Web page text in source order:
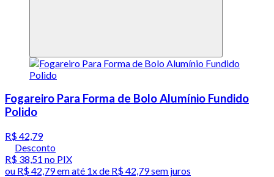
Fogareiro Para Forma de Bolo Alumínio Fundido
Polido
R$ 42,79
Desconto
R$ 38,51 no PIX
ou R$ 42,79em até 1x de R$ 42,79sem juros